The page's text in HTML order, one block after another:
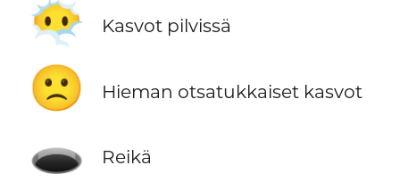
😶‍🌫️ Kasvot pilvissä
🙁 Hieman otsatukkaiset kasvot
🕳️ Reikä